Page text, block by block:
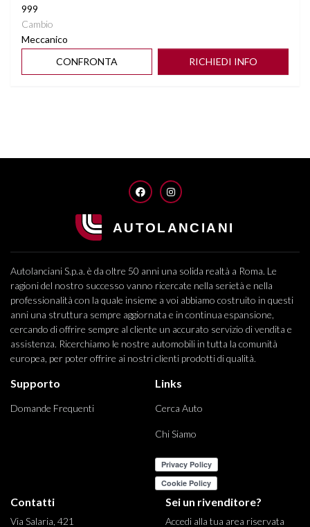
999
Cambio
Meccanico
CONFRONTA
RICHIEDI INFO
FACEBOOKINSTAGRAM
Autolanciani S.p.a. è da oltre 50 anni una solida realtà a Roma. Le
ragioni del nostro successo vanno ricercate nella serietà e nella
professionalità con la quale insieme a voi abbiamo costruito in questi
anni una struttura sempre aggiornata e in continua espansione,
cercando di offrire sempre al cliente un accurato servizio di vendita e
assistenza. Ricerchiamo le nostre automobili in tutta la comunità
europea, per poter offrire ai nostri clienti prodotti di qualità.
Supporto
Domande Frequenti
Links
Cerca Auto
Chi Siamo
Contatti
Via Salaria, 421
Sei un rivenditore?
Accedi alla tua area riservata